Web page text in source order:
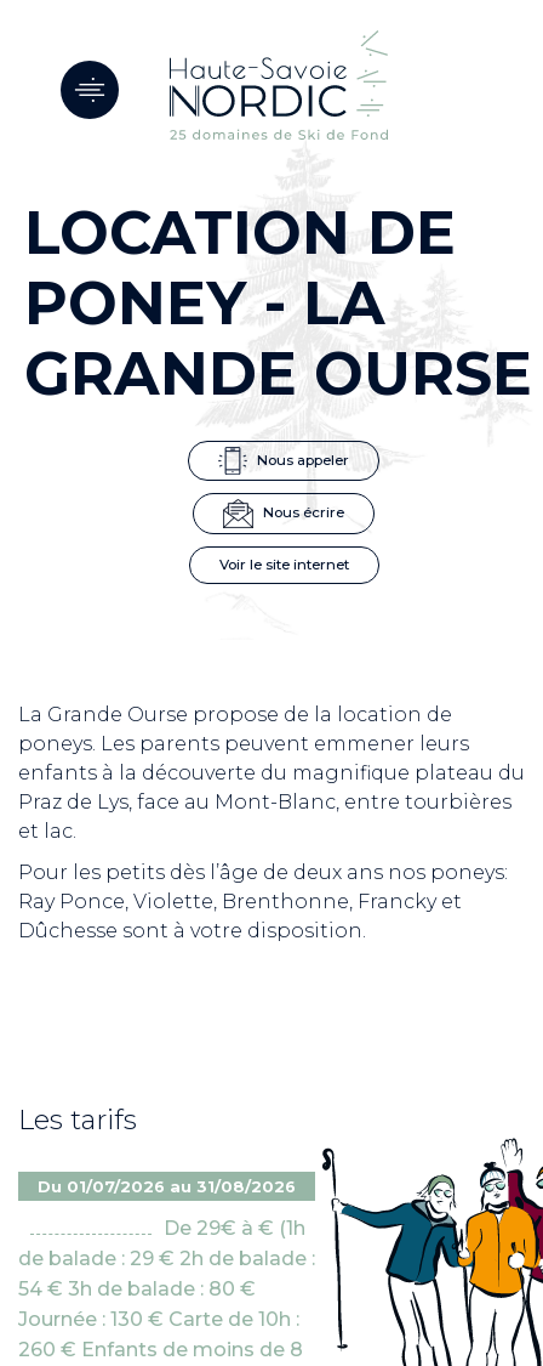
LOCATION DE
PONEY - LA
GRANDE OURSE
Nous appeler
Nous écrire
Voir le site internet
La Grande Ourse propose de la location de
poneys. Les parents peuvent emmener leurs
enfants à la découverte du magnifique plateau du
Praz de Lys, face au Mont-Blanc, entre tourbières
et lac.
Pour les petits dès l’âge de deux ans nos poneys:
Ray Ponce, Violette, Brenthonne, Francky et
Dûchesse sont à votre disposition.
Les tarifs
Du 01/07/2026 au 31/08/2026
De 29€ à € (1h
de balade : 29 € 2h de balade :
54 € 3h de balade : 80 €
Journée : 130 € Carte de 10h :
260 € Enfants de moins de 8